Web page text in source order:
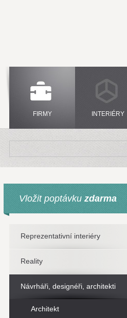
FIRMY INTERIÉRY
Vložit poptávku zdarma
Reprezentativní interiéry
Reality
Návrháři, designéři, architekti
Architekt